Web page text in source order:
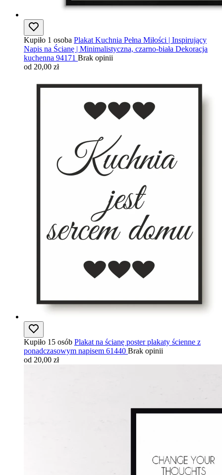
Kupiło 1 osoba Plakat Kuchnia Pełna Miłości | Inspirujący
Napis na Ścianę | Minimalistyczna, czarno-biała Dekoracja
kuchenna 94171 Brak opinii
od 20,00 zł
Kupiło 15 osób Plakat na ścianę poster plakaty ścienne z
ponadczasowym napisem 61440 Brak opinii
od 20,00 zł